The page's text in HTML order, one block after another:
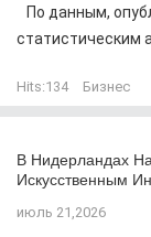
По данным,
статистическим
Hits:134 Бизнес
В Нидерландах
Искусственным
июль 21,2026